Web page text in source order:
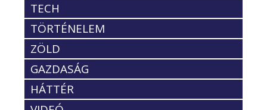
TECH
TÖRTÉNELEM
ZÖLD
GAZDASÁG
HÁTTÉR